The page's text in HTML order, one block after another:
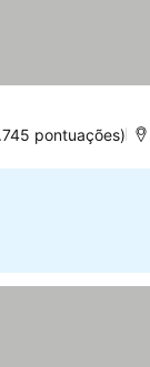
pontuações)